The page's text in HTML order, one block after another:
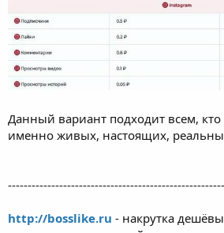
Данный вариант подходит всем, кто
именно живых, настоящих,
http://bosslike.ru - накрутка